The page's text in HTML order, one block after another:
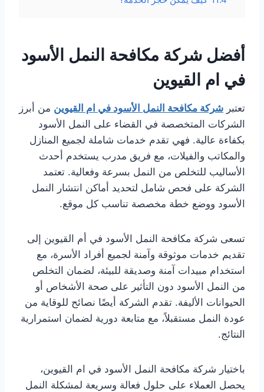
أفضل شركة مكافحة النمل الأسود
في ام القيوين
تعتبر شركة مكافحة النمل الأسود في ام القيوين من أبرز
الشركات المتخصصة في القضاء على النمل الأسود
بكفاءة عالية. فهي تقدم خدمات شاملة لجميع المنازل
والمكاتب والفيلات، مع فريق مدرب يستخدم أحدث
الأساليب للتخلص من النمل بسرعة وفعالية. تعتمد
الشركة على فحص شامل لتحديد أماكن انتشار النمل
الأسود ووضع خطة مخصصة تناسب كل موقع.
تسعى شركة مكافحة النمل الأسود في أم القيوين إلى
تقديم خدمات موثوقة وآمنة لجميع أفراد الأسرة، مع
استخدام مبيدات آمنة وصديقة للبيئة، لضمان التخلص
من النمل الأسود دون التأثير على صحة الأشخاص أو
الحيوانات الأليفة. تقدم الشركة أيضًا نصائح للوقاية من
عودة النمل مستقبلاً، مع متابعة دورية لضمان استمرارية
النتائج.
باختيار شركة مكافحة النمل الأسود في ام القيوين،
يحصل العملاء على حلول فعالة وسريعة لمشكلة النمل